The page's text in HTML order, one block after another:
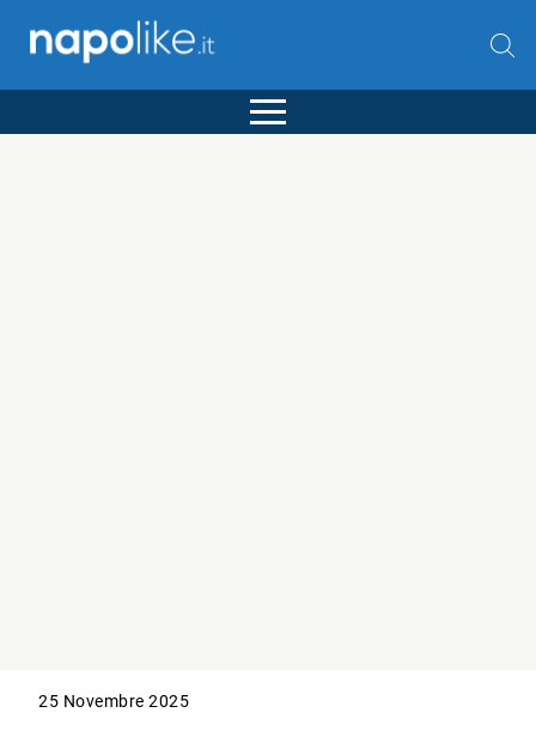
25 Novembre 2025